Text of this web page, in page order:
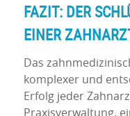
FAZIT: DER
EINER
Das
komplexer und
Erfolg jeder
Praxisverwaltung,